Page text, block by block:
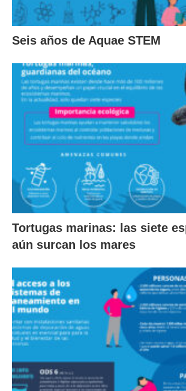
Seis años de Aquae STEM
Tortugas marinas: las siete
aún surcan los mares